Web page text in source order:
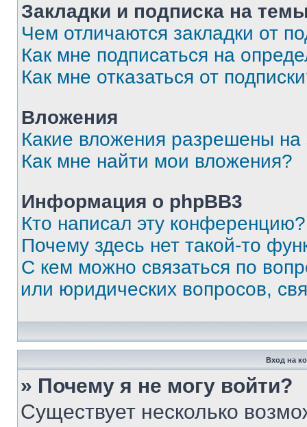
Закладки и подписка на
Чем отличаются закладки от
Как мне подписаться на
Как мне отказаться от
Вложения
Какие вложения разрешены
Как мне найти мои вложения?
Информация о phpBB3
Кто написал эту конференцию?
Почему здесь нет такой-то
С кем можно связаться по
или юридических вопросов,
Вход на
» Почему я не могу войти?
Существует несколько